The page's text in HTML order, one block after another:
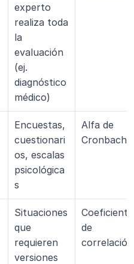
experto
realiza toda
la
evaluación
(ej.
diagnóstico
médico)
Encuestas,
cuestionari
os, escalas
psicológica
s
Alfa de
Cronbach
Situaciones
que
requieren
versiones
Coeficiente
de
correlación